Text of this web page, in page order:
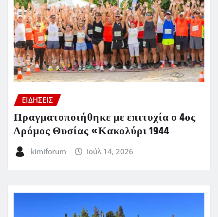
ΕΙΔΗΣΕΙΣ
Πραγματοποιήθηκε με επιτυχία ο 4ος
Δρόμος Θυσίας «Κακολύρι 1944
kimiforum Ιούλ 14, 2026